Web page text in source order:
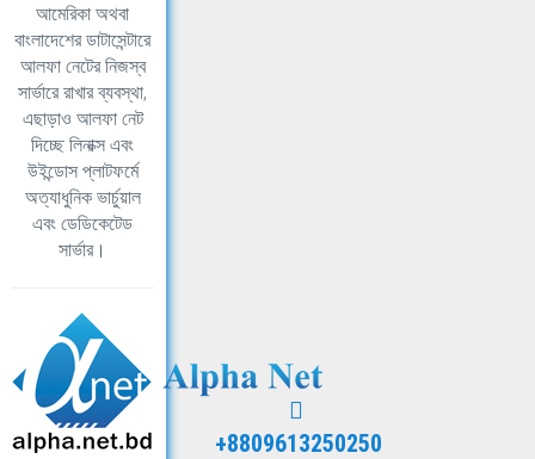
আমেরিকা অথবা
বাংলাদেশের ডাটাসেন্টারে
আলফা নেটের নিজস্ব
সার্ভারে রাখার ব্যবস্থা,
এছাড়াও আলফা নেট
দিচ্ছে লিনাক্স এবং
উইন্ডোস প্লাটফর্মে
অত্যাধুনিক ভার্চুয়াল
এবং ডেডিকেটেড
সার্ভার।
+8809613250250